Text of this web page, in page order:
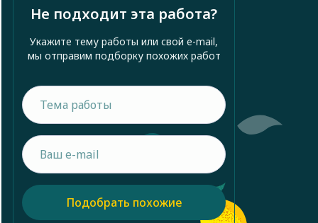
Не подходит эта работа?
Укажите тему работы или свой e-mail,
мы отправим подборку похожих работ
Подобрать похожие